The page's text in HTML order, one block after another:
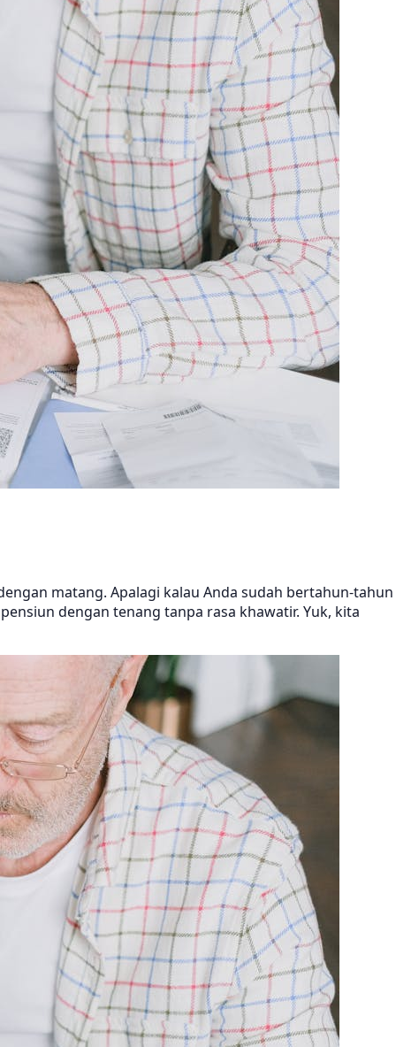
matang. Apalagi kalau Anda sudah bertahun-tahun
dengan tenang tanpa rasa khawatir. Yuk, kita